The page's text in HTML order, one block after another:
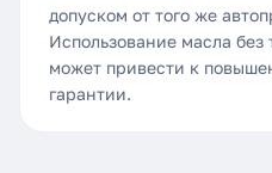
допуском от того же
Использование масла без
может привести к
гарантии.